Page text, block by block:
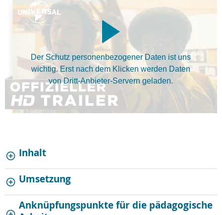
Der Schutz personenbezogener Daten ist uns
wichtig. Erst nach dem Klicken werden Daten
von Dritt-Anbieter-Servern geladen.
Inhalt
Umsetzung
Anknüpfungspunkte für die pädagogische